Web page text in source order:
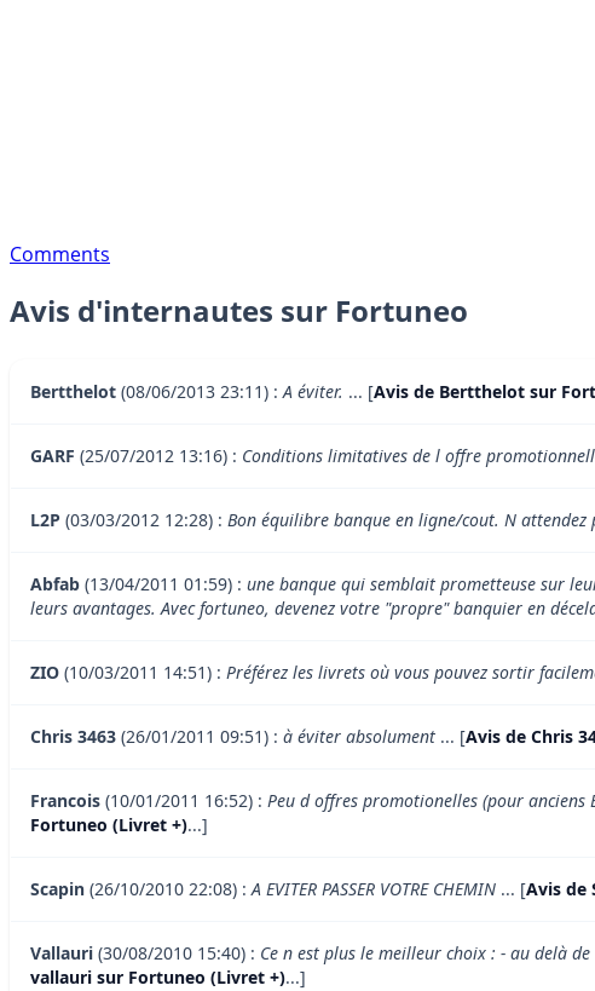
Comments
Avis d'internautes sur Fortuneo
Bertthelot (08/06/2013 23:11) :A éviter. ... [Avis de Bertthelot sur
GARF (25/07/2012 13:16) : Conditions limitatives de l offre
L2P (03/03/2012 12:28) : Bon équilibre banque en ligne/cout. N
Abfab (13/04/2011 01:59) : une banque qui semblait prometteuse sur
leurs avantages. Avec fortuneo, devenez votre "propre" banquier en
ZIO (10/03/2011 14:51) : Préférez les livrets où vous pouvez sortir
Chris 3463 (26/01/2011 09:51) : à éviter absolument ... [Avis de Chris
Francois (10/01/2011 16:52) : Peu d offres promotionelles (pour anciens
Fortuneo (Livret +)...]
Scapin (26/10/2010 22:08) :A EVITER PASSER VOTRE CHEMIN ... [Avis de
Vallauri (30/08/2010 15:40) : Ce n est plus le meilleur choix : - au delà
vallauri sur Fortuneo (Livret +)...]